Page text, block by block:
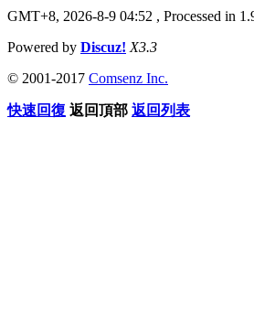
GMT+8, 2026-8-9 04:52 , Processed in
Powered by Discuz! X3.3
© 2001-2017 Comsenz Inc.
快速回復 返回頂部 返回列表